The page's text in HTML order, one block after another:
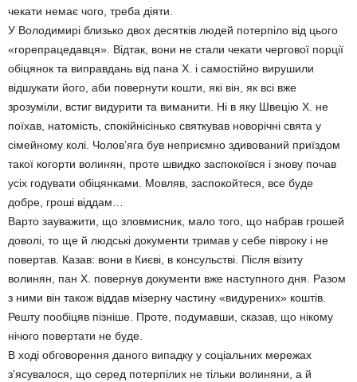
чекати немає чого, треба діяти.
У Володимирі близько двох десятків людей потерпіло від цього
«горепрацедавця». Відтак, вони не стали чекати чергової порції
обіцянок та виправдань від пана Х. і самостійно вирушили
відшукати його, аби повернути кошти, які він, як всі вже
зрозуміли, встиг видурити та виманити. Ні в яку Швецію Х. не
поїхав, натомість, спокійнісінько святкував новорічні свята у
сімейному колі. Чолов’яга був неприємно здивований приїздом
такої когорти волинян, проте швидко заспокоївся і знову почав
усіх годувати обіцянками. Мовляв, заспокойтеся, все буде
добре, гроші віддам…
Варто зауважити, що зловмисник, мало того, що набрав грошей
доволі, то ще й людські документи тримав у себе півроку і не
повертав. Казав: вони в Києві, в консульстві. Після візиту
волинян, пан Х. повернув документи вже наступного дня. Разом
з ними він також віддав мізерну частину «видурених» коштів.
Решту пообіцяв пізніше. Проте, подумавши, сказав, що нікому
нічого повертати не буде.
В ході обговорення даного випадку у соціальних мережах
з’ясувалося, що серед потерпілих не тільки волиняни, а й